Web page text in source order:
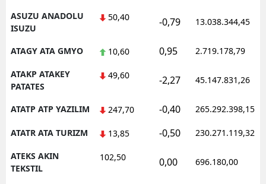
ASUZU ANADOLU
ISUZU
50,40 -0,79 13.038.344,45
ATAGY ATA GMYO 10,60 0,95 2.719.178,79
ATAKP ATAKEY
PATATES
49,60 -2,27 45.147.831,26
ATATP ATP YAZILIM 247,70 -0,40 265.292.398,15
ATATR ATA TURIZM 13,85 -0,50 230.271.119,32
ATEKS AKIN
TEKSTIL
102,50 0,00 696.180,00